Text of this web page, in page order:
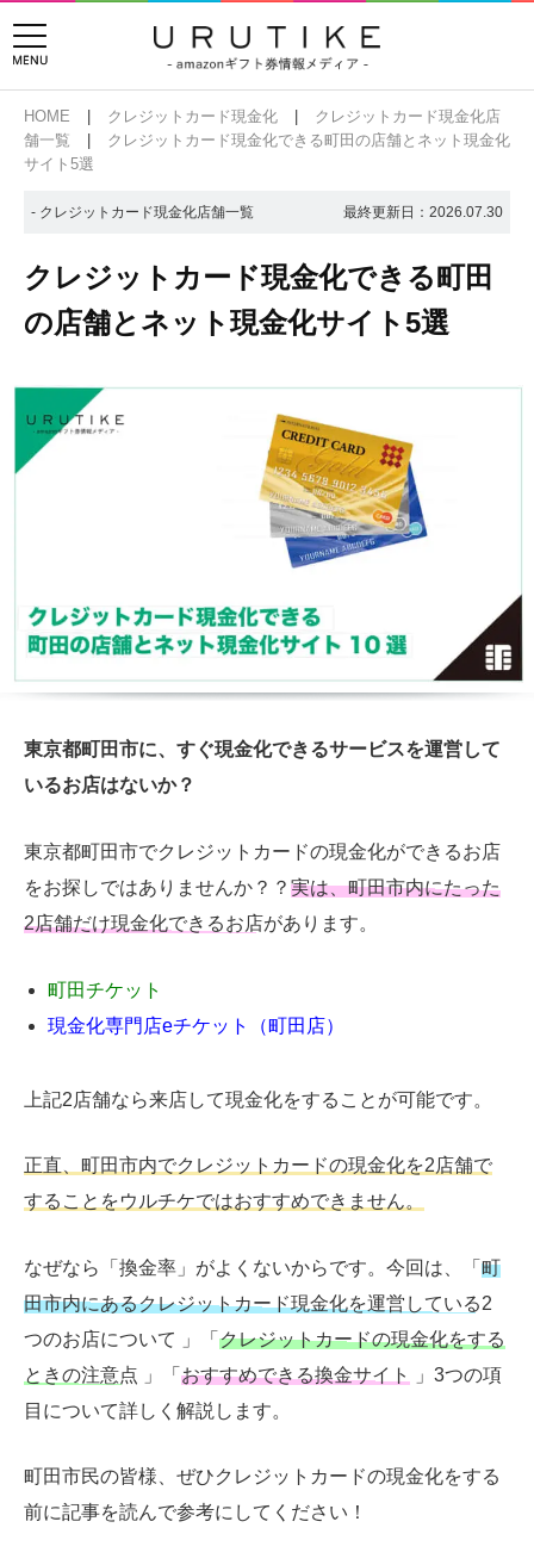
HOME クレジットカード現金化
クレジットカード現金化店
舗一覧
クレジットカード現金化できる町田の店舗とネット現金化
サイト5選
- クレジットカード現金化店舗一覧 最終更新日： 2026.07.30
クレジットカード現金化できる町田
の店舗とネット現金化サイト5選
東京都町田市に、すぐ現金化できるサービスを運営して
いるお店はないか？
東京都町田市でクレジットカードの現金化ができるお店
をお探しではありませんか？？ 実は、町田市内にたった
2店舗だけ現金化できるお店があります。
町田チケット
現金化専門店eチケット（町田店）
上記2店舗なら来店して現金化をすることが可能です。
正直、町田市内でクレジットカードの現金化を2店舗で
することをウルチケではおすすめできません。
なぜなら「換金率」がよくないからです。今回は、「 町
田市内にあるクレジットカード現金化を運営している2
つのお店について
」「 クレジットカードの現金化をする
ときの注意点 」「 おすすめできる換金サイト
」3つの項
目について詳しく解説します。
町田市民の皆様、ぜひクレジットカードの現金化をする
前に記事を読んで参考にしてください！